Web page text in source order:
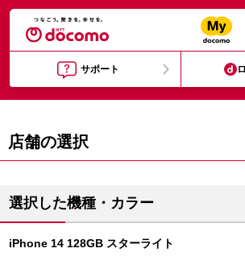
サポート
店舗の選択
選択した機種・カラー
iPhone 14 128GB スターライト